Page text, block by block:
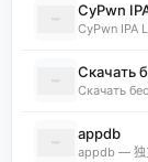
CyPwn
Скачать
appdb